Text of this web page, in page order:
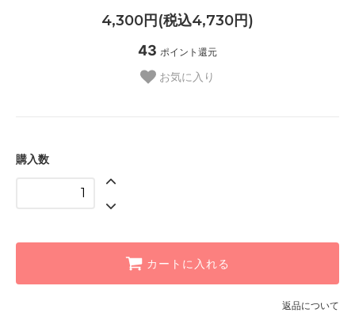
4,300円(税込4,730円)
43 ポイント還元
お気に入り
購入数
カートに入れる
返品について